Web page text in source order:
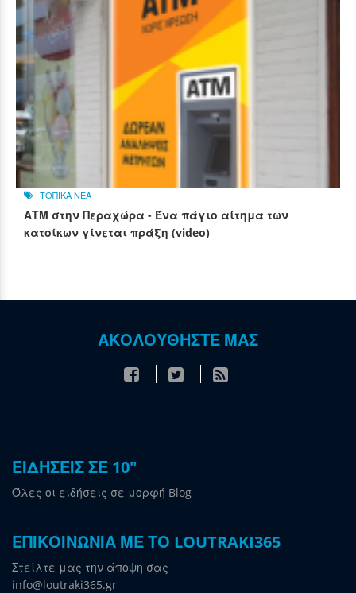
ΤΟΠΙΚΑ ΝΕΑ
ΑΤΜ στην Περαχώρα - Ένα πάγιο αίτημα των
κατοίκων γίνεται πράξη (video)
ΑΚΟΛΟΥΘΗΣΤΕ ΜΑΣ
ΕΙΔΗΣΕΙΣ ΣΕ 10"
Όλες οι ειδήσεις σε μορφή Blog
ΕΠΙΚΟΙΝΩΝΙΑ ΜΕ ΤΟ LOUTRAKI365
Στείλτε μας την άποψη σας
info@loutraki365.gr